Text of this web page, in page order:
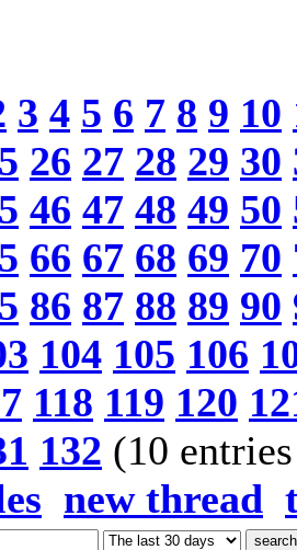
3 4 5 6 7 8 9 10
26 27 28 29 30
46 47 48 49 50
66 67 68 69 70
86 87 88 89 90
104 105 106
118 119 120
132 (10
new thread